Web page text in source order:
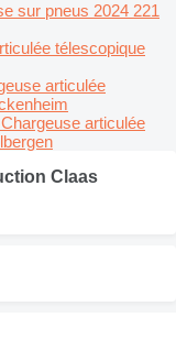
sur pneus 2024 221
télescopique
articulée
Chargeuse articulée
Claas